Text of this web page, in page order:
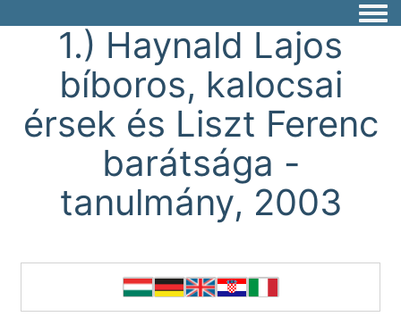
1.) Haynald Lajos
bíboros, kalocsai
érsek és Liszt Ferenc
barátsága -
tanulmány, 2003